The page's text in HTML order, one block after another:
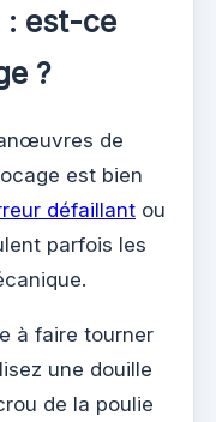
: est-ce
?
de
est bien
défaillant ou
parfois les
à faire tourner
une douille
de la poulie